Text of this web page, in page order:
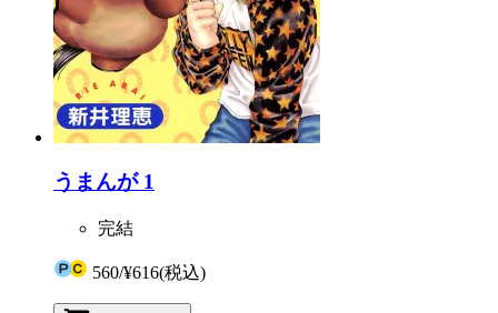
うまんが 1
完結
560/¥616(税込)